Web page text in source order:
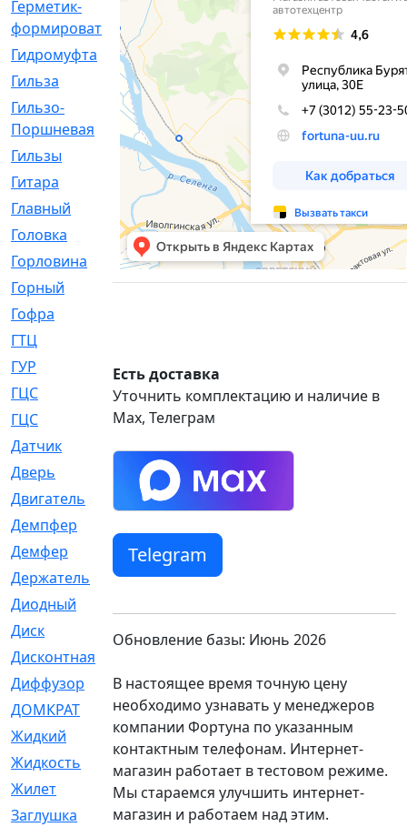
Герметик-
формирователь
[3]
Гидромуфта
[47]
Гильза
[56]
Гильзо-
Поршневая
[13]
Гильзы
[259]
Гитара
[7]
Главный
Головка
[28]
Горловина
[14]
Горный
[1]
Гофра
ГТЦ
ГУР
[34]
ГЦC
[6]
ГЦС
[74]
Датчик
[969]
Дверь
[249]
Двигатель
[64]
Демпфер
Демфер
[1]
Держатель
[5]
Диодный
Диск
Дисконтная
Диффузор
[1]
ДОМКРАТ
[1]
Жидкий
[5]
Жидкость
[80]
Жилет
[1]
Заглушка
[21]
Есть доставка
Уточнить комплектацию и наличие в
Max, Телеграм
Telegram
Обновление базы: Июнь 2026
В настоящее время точную цену
необходимо узнавать у менеджеров
компании Фортуна по указанным
контактным телефонам. Интернет-
магазин работает в тестовом режиме.
Мы стараемся улучшить интернет-
магазин и работаем над этим.